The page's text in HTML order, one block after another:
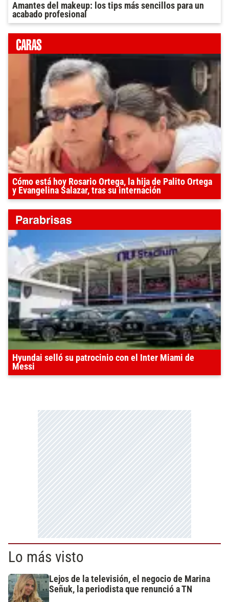
Amantes del makeup: los tips más sencillos para un
acabado profesional
Cómo está hoy Rosario Ortega, la hija de Palito Ortega
y Evangelina Salazar, tras su internación
Hyundai selló su patrocinio con el Inter Miami de
Messi
Lo más visto
Lejos de la televisión, el negocio de Marina
Señuk, la periodista que renunció a TN